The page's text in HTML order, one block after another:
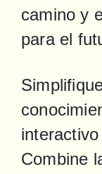
camino y
para el
Combine